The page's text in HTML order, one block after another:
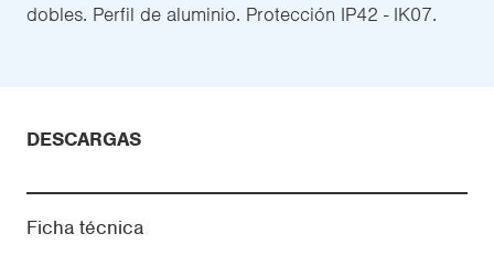
dobles. Perfil de aluminio. Protección IP42 - IK07.
DESCARGAS
Ficha técnica